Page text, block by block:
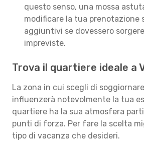
questo senso, una mossa
modificare la tua prenotazione
aggiuntivi se dovessero
impreviste.
Trova il quartiere ideale a
La zona in cui scegli di
influenzerà notevolmente la tua
quartiere ha la sua atmosfera
punti di forza. Per fare la scelta
tipo di vacanza che desideri.